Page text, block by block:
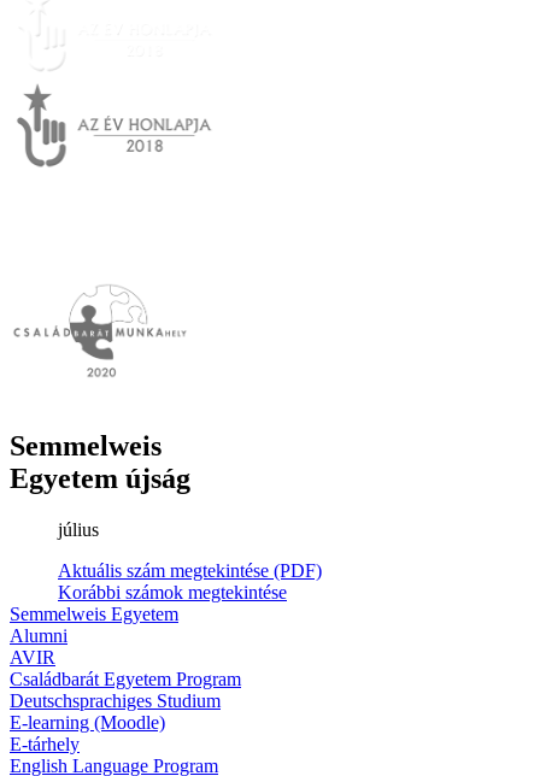
Semmelweis
Egyetem újság
július
Aktuális szám megtekintése (PDF)
Korábbi számok megtekintése
Semmelweis Egyetem
Alumni
AVIR
Családbarát Egyetem Program
Deutschsprachiges Studium
E-learning (Moodle)
E-tárhely
English Language Program